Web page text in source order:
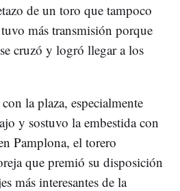
de un toro que tampoco
más transmisión porque
cruzó y logró llegar a los
la plaza, especialmente
y sostuvo la embestida con
Pamplona, el torero
que premió su disposición
más interesantes de la